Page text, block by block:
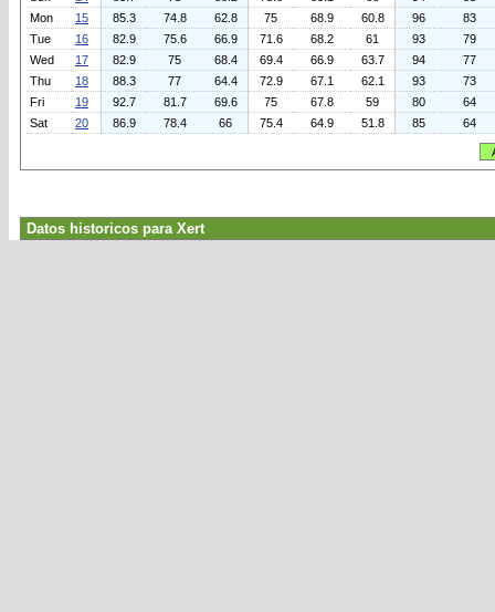
Mon
15 85.3 74.8 62.8 75 68.9 60.8 96
83
Tue
16 82.9 75.6 66.9 71.6 68.2 61 93
79
Wed
17 82.9 75 68.4 69.4 66.9 63.7 94
77
Thu
18 88.3 77 64.4 72.9 67.1 62.1 93
73
Fri
19 92.7 81.7 69.6 75 67.8 59 80
64
Sat
20 86.9 78.4 66 75.4 64.9 51.8 85 64
Datos historicos para Xert